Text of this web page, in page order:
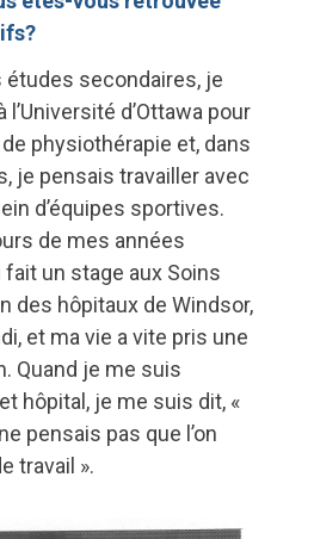
études secondaires, je
d’Ottawa pour
physiothérapie et, dans
je pensais travailler avec
d’équipes sportives.
de mes années
fait un stage aux Soins
des hôpitaux de Windsor,
et ma vie a vite pris une
Quand je me suis
hôpital, je me suis dit, «
pensais pas que l’on
travail ».